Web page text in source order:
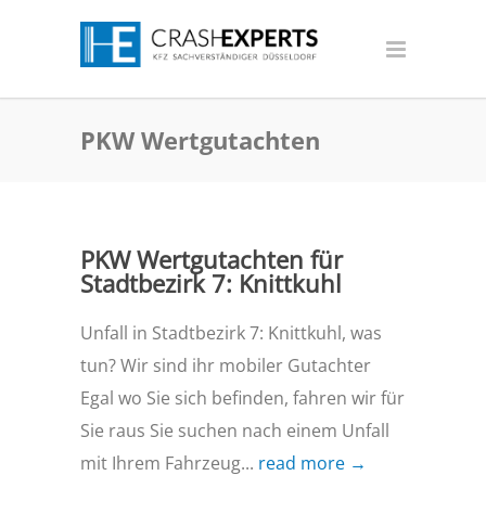
PKW Wertgutachten
PKW Wertgutachten für
Stadtbezirk 7: Knittkuhl
Unfall in Stadtbezirk 7: Knittkuhl, was
tun? Wir sind ihr mobiler Gutachter
Egal wo Sie sich befinden, fahren wir für
Sie raus Sie suchen nach einem Unfall
mit Ihrem Fahrzeug... read more →